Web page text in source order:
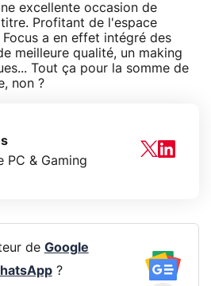
excellente occasion de
Profitant de l'espace
a en effet intégré des
meilleure qualité, un making
Tout ça pour la somme de
non ?
PC & Gaming
de Google
?